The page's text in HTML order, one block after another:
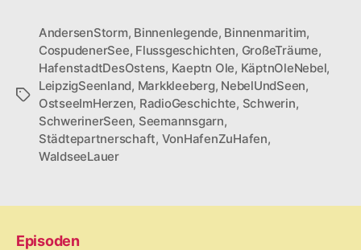
Schlagwörter
AndersenStorm, Binnenlegende, Binnenmaritim,
CospudenerSee, Flussgeschichten, GroßeTräume,
HafenstadtDesOstens, Kaeptn Ole, KäptnOleNebel,
LeipzigSeenland, Markkleeberg, NebelUndSeen,
OstseeImHerzen, RadioGeschichte, Schwerin,
SchwerinerSeen, Seemannsgarn,
Städtepartnerschaft, VonHafenZuHafen,
WaldseeLauer
Episoden